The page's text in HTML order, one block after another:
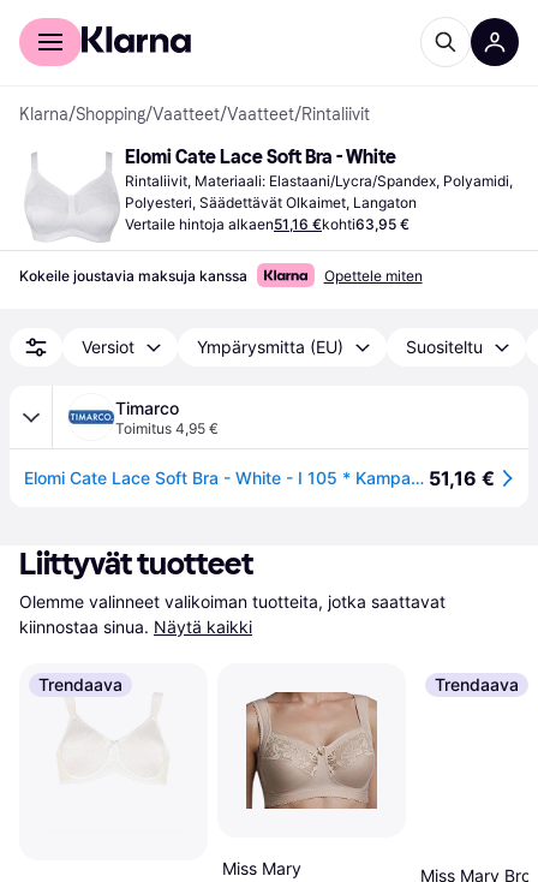
Kuluttajille
Klarna/Shopping/Vaatteet/Vaatteet/Rintaliivit
Elomi Cate Lace Soft Bra - White
Rintaliivit, Materiaali: Elastaani/Lycra/Spandex, Polyamidi,
Polyesteri, Säädettävät Olkaimet, Langaton
Vertaile hintoja alkaen51,16 €kohti63,95 €
Kokeile joustavia maksuja kanssa Opettele miten
Versiot Ympärysmitta (EU) Suositeltu
Timarco
Toimitus 4,95 €
Elomi Cate Lace Soft Bra - White - I 105 * Kampanja * 51,16 €
Liittyvät tuotteet
Olemme valinneet valikoiman tuotteita, jotka saattavat
kiinnostaa sinua. Näytä kaikki
Trendaava
Miss Mary
Trendaava
Miss Mary